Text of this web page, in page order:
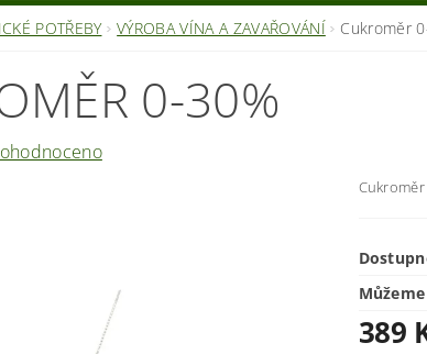
POTŘEBY VÝROBA VÍNA A ZAVAŘOVÁNÍ Cukroměr
0-30%
389